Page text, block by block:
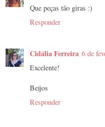
Que peças tão giras :)
Responder
Cidália Ferreira 6 de
Excelente!
Beijos
Responder